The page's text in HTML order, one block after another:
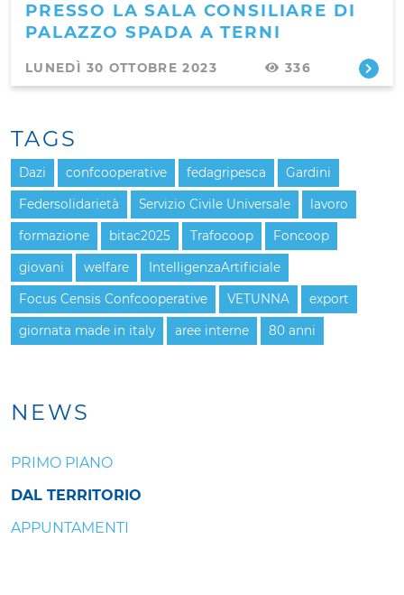
PRESSO LA SALA CONSILIARE DI
PALAZZO SPADA A TERNI
LUNEDÌ 30 OTTOBRE 2023 336
NEWS
PRIMO PIANO
DAL TERRITORIO
APPUNTAMENTI
TAGS
Dazi confcooperative fedagripesca Gardini
Federsolidarietà Servizio Civile Universale lavoro
formazione bitac2025 Trafocoop Foncoop
giovani welfare IntelligenzaArtificiale
Focus Censis Confcooperative VETUNNA export
giornata made in italy aree interne 80 anni